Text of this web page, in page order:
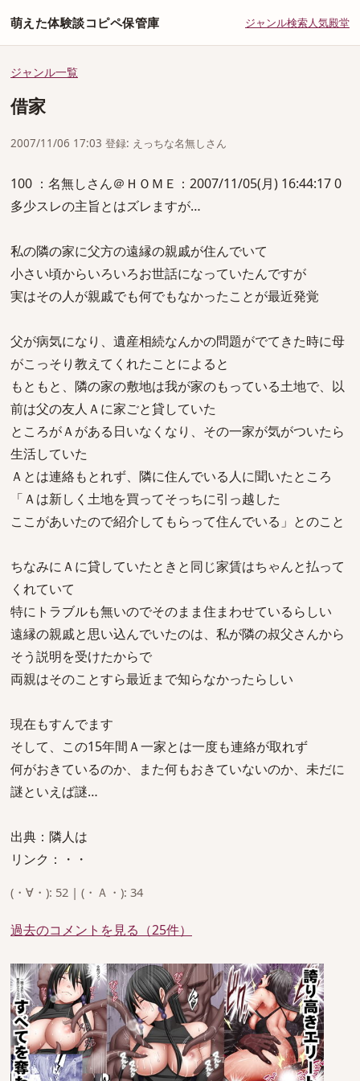
萌えた体験談コピペ保管庫 ジャンル検索人気殿堂
ジャンル一覧
借家
2007/11/06 17:03 登録: えっちな名無しさん
100 ：名無しさん＠ＨＯＭＥ：2007/11/05(月) 16:44:17 0
多少スレの主旨とはズレますが…
私の隣の家に父方の遠縁の親戚が住んでいて
小さい頃からいろいろお世話になっていたんですが
実はその人が親戚でも何でもなかったことが最近発覚
父が病気になり、遺産相続なんかの問題がでてきた時に母
がこっそり教えてくれたことによると
もともと、隣の家の敷地は我が家のもっている土地で、以
前は父の友人Ａに家ごと貸していた
ところがＡがある日いなくなり、その一家が気がついたら
生活していた
Ａとは連絡もとれず、隣に住んでいる人に聞いたところ
「Ａは新しく土地を買ってそっちに引っ越した
ここがあいたので紹介してもらって住んでいる」とのこと
ちなみにＡに貸していたときと同じ家賃はちゃんと払って
くれていて
特にトラブルも無いのでそのまま住まわせているらしい
遠縁の親戚と思い込んでいたのは、私が隣の叔父さんから
そう説明を受けたからで
両親はそのことすら最近まで知らなかったらしい
現在もすんでます
そして、この15年間Ａ一家とは一度も連絡が取れず
何がおきているのか、また何もおきていないのか、未だに
謎といえば謎…
出典：隣人は
リンク：・・
(・∀・): 52 | (・Ａ・): 34
過去のコメントを見る（25件）